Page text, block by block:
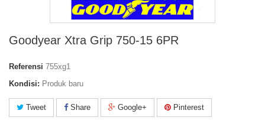
Goodyear Xtra Grip 750-15 6PR
Referensi 755xg1
Kondisi: Produk baru
Tweet Share Google+ Pinterest